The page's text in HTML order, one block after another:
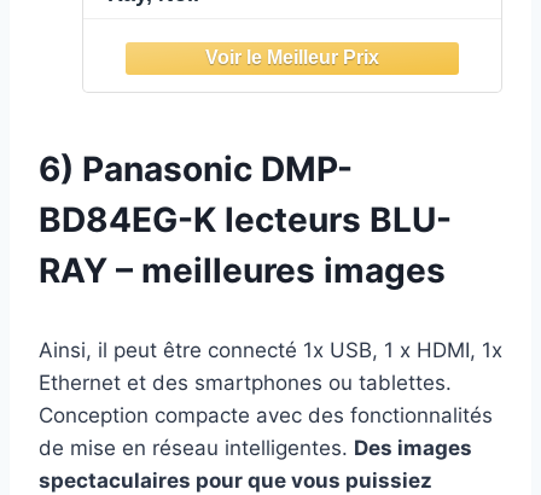
6) Panasonic DMP-
BD84EG-K lecteurs BLU-
RAY – meilleures images
Ainsi, il peut être connecté 1x USB, 1 x HDMI, 1x
Ethernet et des smartphones ou tablettes.
Conception compacte avec des fonctionnalités
de mise en réseau intelligentes. Des images
spectaculaires pour que vous puissiez